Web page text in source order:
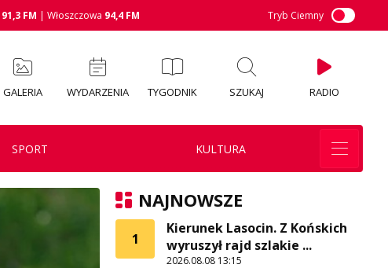
91,3 FM | Włoszczowa 94,4 FM Tryb Ciemny
GALERIA WYDARZENIA TYGODNIK SZUKAJ RADIO
SPORT KULTURA
NAJNOWSZE
1
Kierunek Lasocin. Z Końskich
wyruszył rajd szlakie ...
2026.08.08 13:15